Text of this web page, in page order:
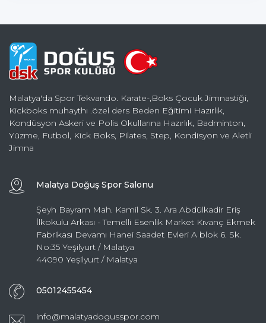
Malatya'da Spor Tekvando. Karate-,Boks Çocuk Jimnastiği,
Kickboks muhaythı .özel ders Beden Eğitimi Hazırlık,
Kondüsyon Askeri ve Polis Okullarına Hazırlık, Badminton,
Yüzme, Futbol, Kick Boks, Pilates, Step, Kondisyon ve Aletli
Jimna
Malatya Doğuş Spor Salonu
Şeyh Bayram Mah. Kamil Sk. 3. Ara Abdülkadir Eriş
İlkokulu Arkası - Temelli Esenlik Market Kıvanç Ekmek
Fabrikası Devamı Hanei Saadet Evleri A blok 6. Sk.
No:35 Yeşilyurt / Malatya
44090 Yeşilyurt / Malatya
05012455454
info@malatyadogusspor.com